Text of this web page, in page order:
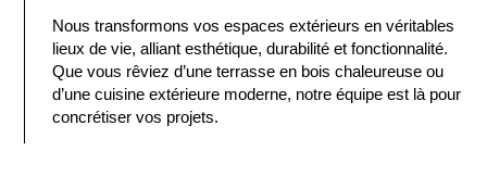
Nous transformons vos espaces extérieurs en véritables
lieux de vie, alliant esthétique, durabilité et fonctionnalité.
Que vous rêviez d’une terrasse en bois chaleureuse ou
d’une cuisine extérieure moderne, notre équipe est là pour
concrétiser vos projets.